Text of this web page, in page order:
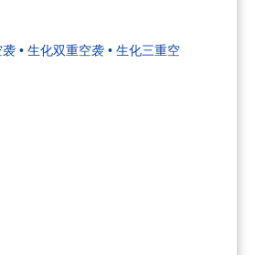
袭 • 生化双重空袭 • 生化三重空